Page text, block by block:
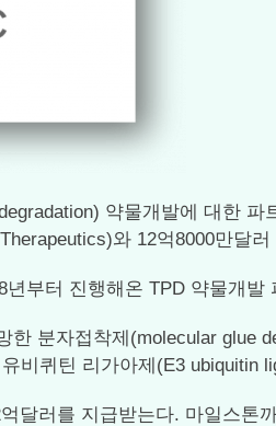
약물개발에 대한
와 12억8000만달
부터 진행해온 TPD 약물개
분자접착제(molecular glue
비퀴틴 리가아제(E3
달러를 지급받는다. 마일스